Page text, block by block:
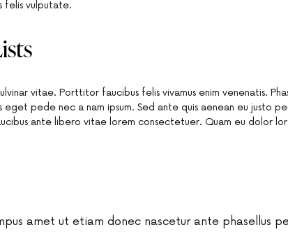
felis vulputate.
vitae. Porttitor faucibus felis vivamus enim venenatis.
eget pede nec a nam ipsum. Sed ante quis aenean eu justo
ante libero vitae lorem consectetuer. Quam eu dolor
amet ut etiam donec nascetur ante phasellus